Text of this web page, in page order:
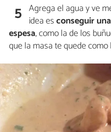
5 Agrega el agua y ve
idea esconseguir
espesa, como la de los
que la masa te quede como